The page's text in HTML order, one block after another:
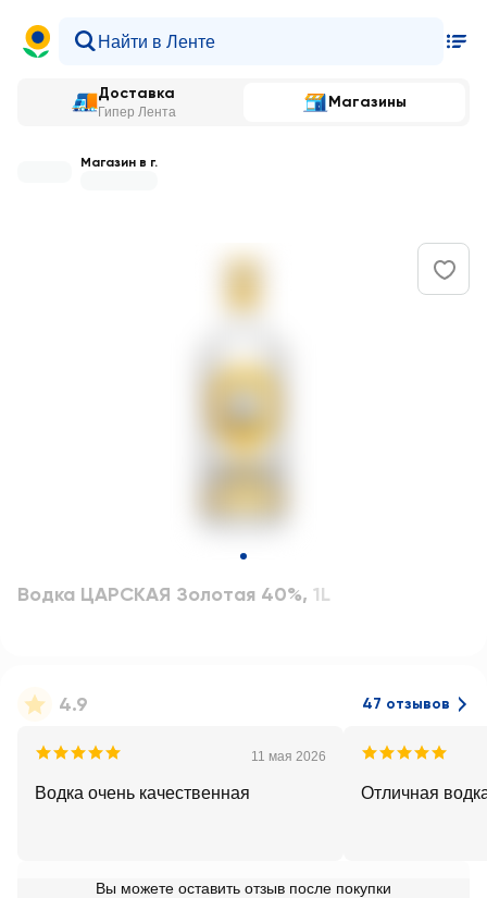
Доставка
Гипер Лента
Магазины
Магазин в г.
Водка ЦАРСКАЯ Золотая 40%, 1L
4.9 47 отзывов
11 мая 2026
Водка очень качественная Отличная
Вы можете оставить отзыв после покупки